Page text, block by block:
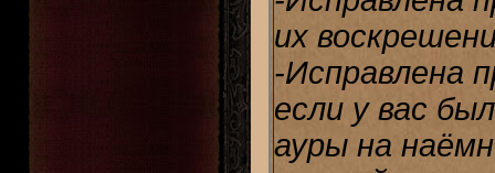
их
-Исправлена
если у вас
ауры на